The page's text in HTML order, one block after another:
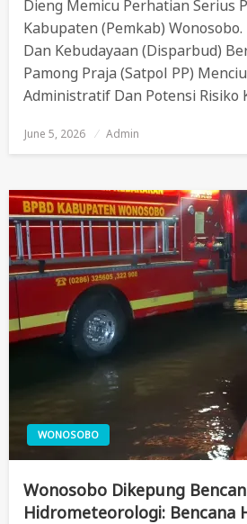
Dieng Memicu Perhatian Serius
Kabupaten (Pemkab)
Dan Kebudayaan (Disparbud)
Pamong Praja (Satpol PP)
Administratif Dan Potensi Risiko
Posted
June 5, 2026 Admin
WONOSOBO
Wonosobo Dikepung
Hidrometeorologi: Bencana